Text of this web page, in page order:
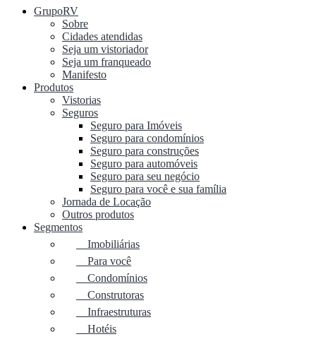
GrupoRV
Sobre
Cidades atendidas
Seja um vistoriador
Seja um franqueado
Manifesto
Produtos
Vistorias
Seguros
Seguro para Imóveis
Seguro para condomínios
Seguro para construções
Seguro para automóveis
Seguro para seu negócio
Seguro para você e sua família
Jornada de Locação
Outros produtos
Segmentos
Imobiliárias
Para você
Condomínios
Construtoras
Infraestruturas
Hotéis